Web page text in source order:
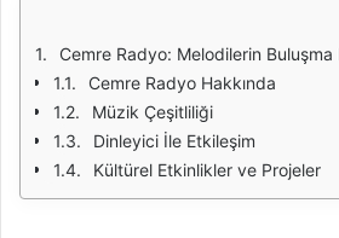
Cemre Radyo: Melodilerin Buluşma
Cemre Radyo Hakkında
Müzik Çeşitliliği
Dinleyici İle Etkileşim
Kültürel Etkinlikler ve Projeler